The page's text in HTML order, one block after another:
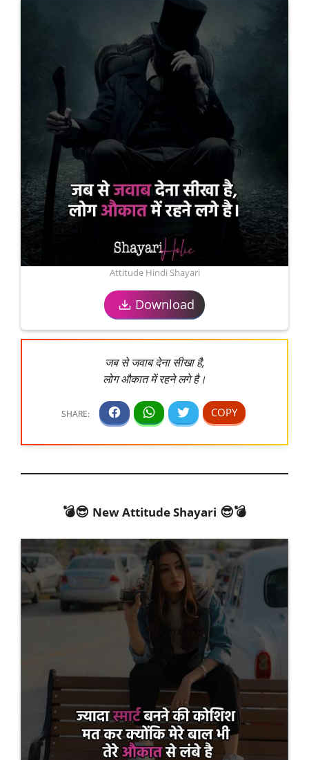
Attitude Hindi Shayari
Download
जब से जवाब देना सीखा है,
लोग औकात में रहने लगे है।
💣😎 New Attitude Shayari 😎💣